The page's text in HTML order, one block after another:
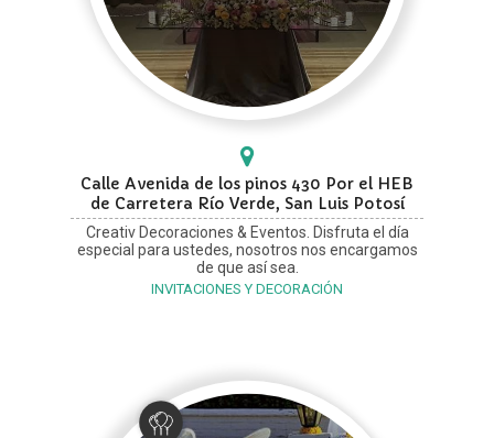
Calle Avenida de los pinos 430 Por el HEB
de Carretera Río Verde, San Luis Potosí
Creativ Decoraciones & Eventos. Disfruta el día
especial para ustedes, nosotros nos encargamos
de que así sea.
INVITACIONES Y DECORACIÓN